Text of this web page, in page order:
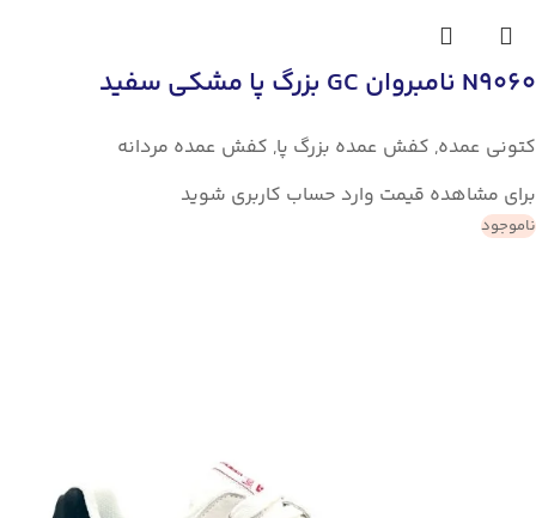
N9060 نامبروان GC بزرگ پا مشکی سفید
کتونی عمده, کفش عمده بزرگ پا, کفش عمده مردانه
برای مشاهده قیمت وارد حساب کاربری شوید
ناموجود